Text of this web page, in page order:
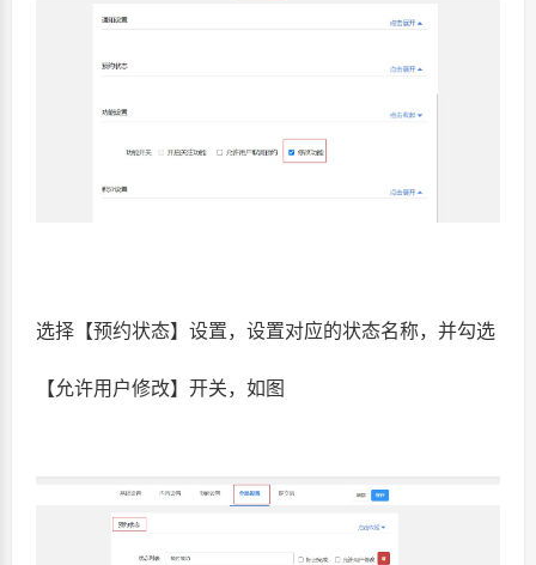
选择【预约状态】设置，设置对应的状态名称，并勾选
【允许用户修改】开关，如图